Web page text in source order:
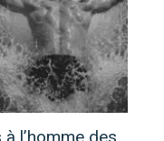
l’homme des